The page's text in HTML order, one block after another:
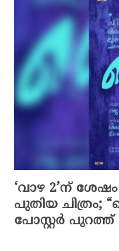
‘വാഴ 2’ന്
പുതിയ ചിത്രം;
പോസ്റ്റർ പുറത്ത്